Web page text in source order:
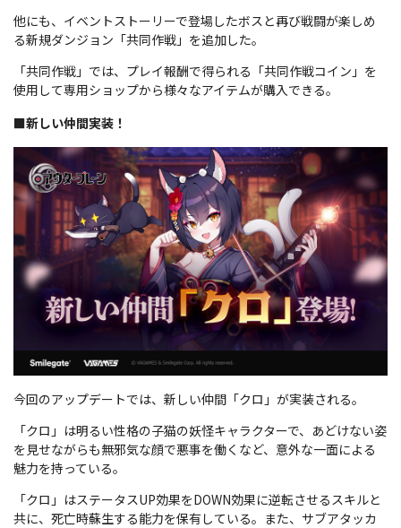
他にも、イベントストーリーで登場したボスと再び戦闘が楽しめ
る新規ダンジョン「共同作戦」を追加した。
「共同作戦」では、プレイ報酬で得られる「共同作戦コイン」を
使用して専用ショップから様々なアイテムが購入できる。
■新しい仲間実装！
今回のアップデートでは、新しい仲間「クロ」が実装される。
「クロ」は明るい性格の子猫の妖怪キャラクターで、あどけない姿
を見せながらも無邪気な顔で悪事を働くなど、意外な一面による
魅力を持っている。
「クロ」はステータスUP効果をDOWN効果に逆転させるスキルと
共に、死亡時蘇生する能力を保有している。また、サブアタッカ